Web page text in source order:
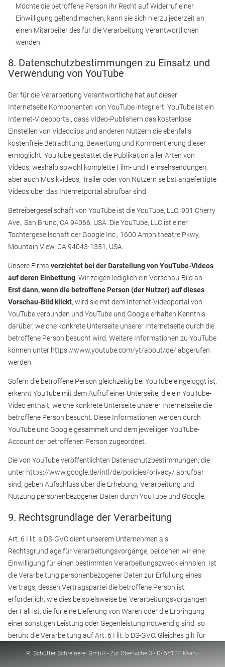
Möchte die betroffene Person ihr Recht auf Widerruf einer
Einwilligung geltend machen, kann sie sich hierzu jederzeit an
einen Mitarbeiter des für die Verarbeitung Verantwortlichen
wenden.
8. Datenschutzbestimmungen zu Einsatz und
Verwendung von YouTube
Der für die Verarbeitung Verantwortliche hat auf dieser
Internetseite Komponenten von YouTube integriert. YouTube ist ein
Internet-Videoportal, dass Video-Publishern das kostenlose
Einstellen von Videoclips und anderen Nutzern die ebenfalls
kostenfreie Betrachtung, Bewertung und Kommentierung dieser
ermöglicht. YouTube gestattet die Publikation aller Arten von
Videos, weshalb sowohl komplette Film- und Fernsehsendungen,
aber auch Musikvideos, Trailer oder von Nutzern selbst angefertigte
Videos über das Internetportal abrufbar sind.
Betreibergesellschaft von YouTube ist die YouTube, LLC, 901 Cherry
Ave., San Bruno, CA 94066, USA. Die YouTube, LLC ist einer
Tochtergesellschaft der Google Inc., 1600 Amphitheatre Pkwy,
Mountain View, CA 94043-1351, USA.
Unsere Firma verzichtet bei der Darstellung von YouTube-Videos
auf deren Einbettung. Wir zeigen lediglich ein Vorschau-Bild an.
Erst dann, wenn die betroffene Person (der Nutzer) auf dieses
Vorschau-Bild klickt, wird sie mit dem Internet-Videoportal von
YouTube verbunden und YouTube und Google erhalten Kenntnis
darüber, welche konkrete Unterseite unserer Internetseite durch die
betroffene Person besucht wird. Weitere Informationen zu YouTube
können unter https://www.youtube.com/yt/about/de/ abgerufen
werden.
Sofern die betroffene Person gleichzeitig bei YouTube eingeloggt ist,
erkennt YouTube mit dem Aufruf einer Unterseite, die ein YouTube-
Video enthält, welche konkrete Unterseite unserer Internetseite die
betroffene Person besucht. Diese Informationen werden durch
YouTube und Google gesammelt und dem jeweiligen YouTube-
Account der betroffenen Person zugeordnet.
Die von YouTube veröffentlichten Datenschutzbestimmungen, die
unter https://www.google.de/intl/de/policies/privacy/ abrufbar
sind, geben Aufschluss über die Erhebung, Verarbeitung und
Nutzung personenbezogener Daten durch YouTube und Google.
9. Rechtsgrundlage der Verarbeitung
Art. 6 I lit. a DS-GVO dient unserem Unternehmen als
Rechtsgrundlage für Verarbeitungsvorgänge, bei denen wir eine
Einwilligung für einen bestimmten Verarbeitungszweck einholen. Ist
die Verarbeitung personenbezogener Daten zur Erfüllung eines
Vertrags, dessen Vertragspartei die betroffene Person ist,
erforderlich, wie dies beispielsweise bei Verarbeitungsvorgängen
der Fall ist, die für eine Lieferung von Waren oder die Erbringung
einer sonstigen Leistung oder Gegenleistung notwendig sind, so
beruht die Verarbeitung auf Art. 6 I lit. b DS-GVO. Gleiches gilt für
R. Schütter Schreinerei GmbH - Zur Oberlache 3 - D- 55124 Mainz